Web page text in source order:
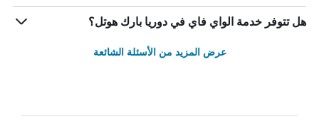
هل تتوفر خدمة الواي فاي في دوريا بارك هوتل؟
عرض المزيد من الأسئلة الشائعة